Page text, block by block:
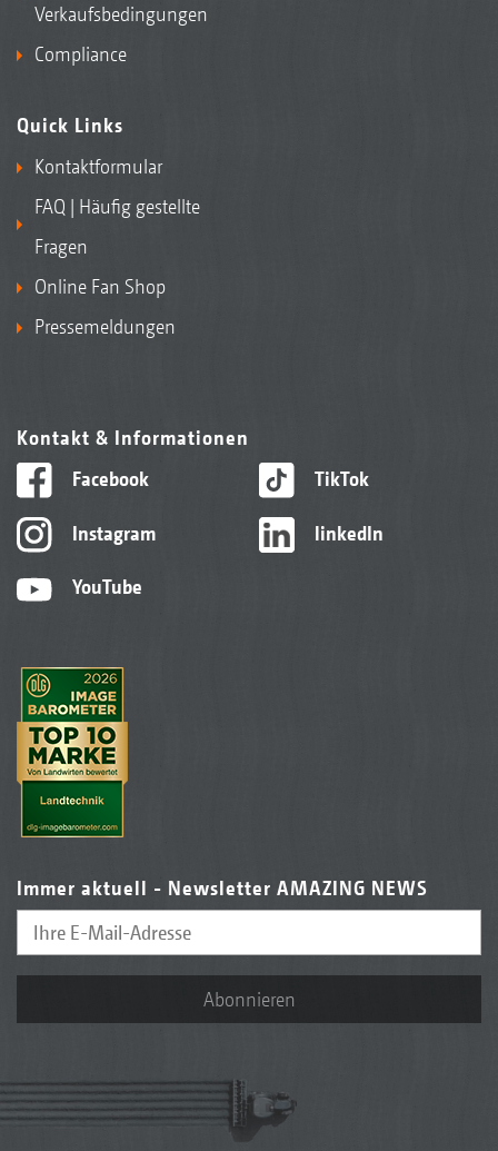
Verkaufsbedingungen
Compliance
Quick Links
Kontaktformular
FAQ | Häufig gestellte
Fragen
Online Fan Shop
Pressemeldungen
Kontakt & Informationen
Facebook
Instagram
YouTube
TikTok
linkedIn
Immer aktuell - Newsletter AMAZING NEWS
Abonnieren